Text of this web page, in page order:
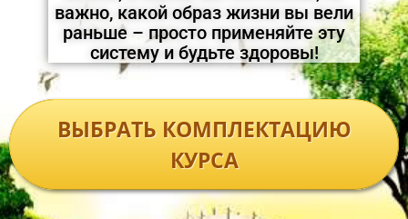
важно, какой образ жизни вы вели
раньше – просто применяйте эту
систему и будьте здоровы!
ВЫБРАТЬ КОМПЛЕКТАЦИЮ
КУРСА